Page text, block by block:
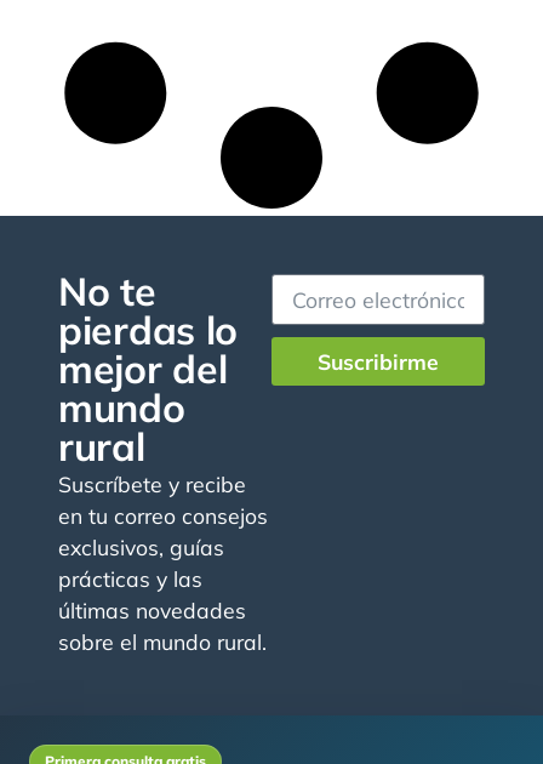
No te
pierdas lo
mejor del
mundo
rural
Suscríbete y recibe
en tu correo consejos
exclusivos, guías
prácticas y las
últimas novedades
sobre el mundo rural.
Suscribirme